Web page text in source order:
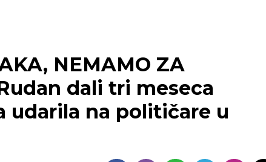
NEMAMO ZA
dali tri meseca
udarila na političare u